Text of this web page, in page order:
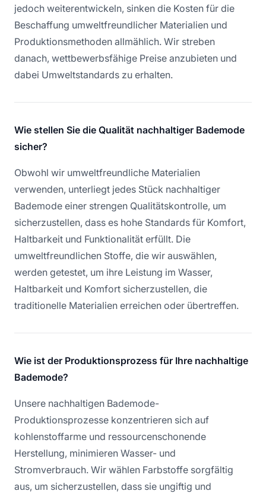
jedoch weiterentwickeln, sinken die Kosten für die
Beschaffung umweltfreundlicher Materialien und
Produktionsmethoden allmählich. Wir streben
danach, wettbewerbsfähige Preise anzubieten und
dabei Umweltstandards zu erhalten.
Wie stellen Sie die Qualität nachhaltiger Bademode
sicher?
Obwohl wir umweltfreundliche Materialien
verwenden, unterliegt jedes Stück nachhaltiger
Bademode einer strengen Qualitätskontrolle, um
sicherzustellen, dass es hohe Standards für Komfort,
Haltbarkeit und Funktionalität erfüllt. Die
umweltfreundlichen Stoffe, die wir auswählen,
werden getestet, um ihre Leistung im Wasser,
Haltbarkeit und Komfort sicherzustellen, die
traditionelle Materialien erreichen oder übertreffen.
Wie ist der Produktionsprozess für Ihre nachhaltige
Bademode?
Unsere nachhaltigen Bademode-
Produktionsprozesse konzentrieren sich auf
kohlenstoffarme und ressourcenschonende
Herstellung, minimieren Wasser- und
Stromverbrauch. Wir wählen Farbstoffe sorgfältig
aus, um sicherzustellen, dass sie ungiftig und